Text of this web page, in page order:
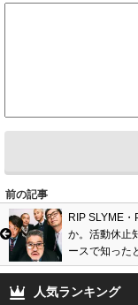
前の記事
RIP SLYME・
か。活動休止
ースで知った
務所判断で決
り
人気ランキング